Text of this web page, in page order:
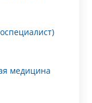
медицина